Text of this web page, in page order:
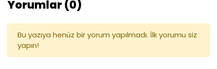
Yorumlar (0)
Bu yazıya henüz bir yorum yapılmadı. İlk yorumu siz
yapın!